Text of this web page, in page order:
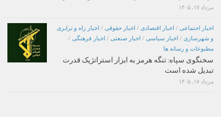
مرداد ۱۷, ۱۴۰۵
اخبار اجتماعی / اخبار اقتصادی / اخبار حقوقی / اخبار راه و ترابری
و شهرسازی / اخبار سیاسی / اخبار صنعتی / اخبار فرهنگی /
مطبوعات و رسانه ها
سخنگوی سپاه: تنگه هرمز به ابزار استراتژیک قدرت
تبدیل شده است
مرداد ۱۷, ۱۴۰۵